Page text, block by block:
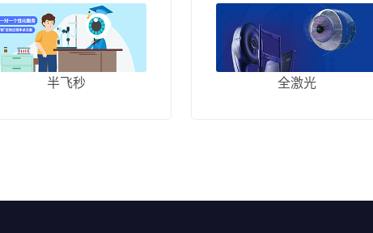
半飞秒 全激光